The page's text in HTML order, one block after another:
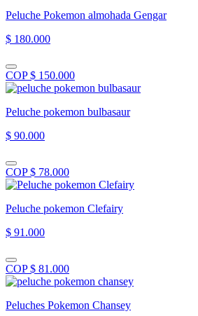
Peluche Pokemon almohada Gengar
$ 180.000
COP $ 150.000
Peluche pokemon bulbasaur
$ 90.000
COP $ 78.000
Peluche pokemon Clefairy
$ 91.000
COP $ 81.000
Peluches Pokemon Chansey